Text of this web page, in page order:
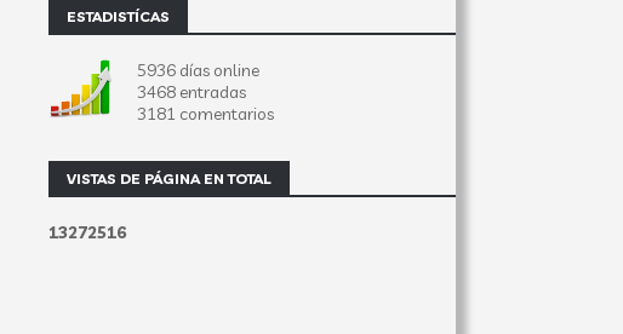
ESTADISTÍCAS
5936 días online
3468 entradas
3181 comentarios
VISTAS DE PÁGINA EN TOTAL
13272516